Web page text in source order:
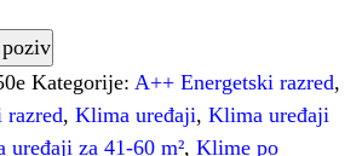
Kategorije: A++ Energetski razred,
razred, Klima uređaji, Klima uređaji
uređaji za 41-60 m², Klime po